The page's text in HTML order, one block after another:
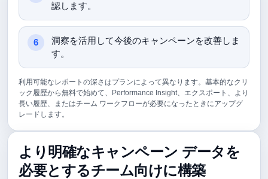
認します。
洞察を活用して今後のキャンペーンを改善しま
す。
利用可能なレポートの深さはプランによって異なります。基本的なクリ
ック履歴から無料で始めて、Performance Insight、エクスポート、より
長い履歴、またはチーム ワークフローが必要になったときにアップグ
レードします。
より明確なキャンペーン データを
必要とするチーム向けに構築